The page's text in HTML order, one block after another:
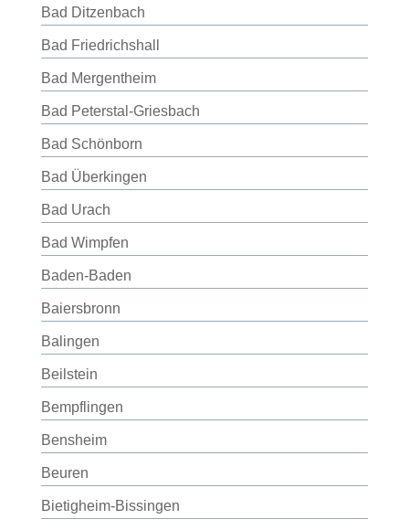
Bad Ditzenbach
Bad Friedrichshall
Bad Mergentheim
Bad Peterstal-Griesbach
Bad Schönborn
Bad Überkingen
Bad Urach
Bad Wimpfen
Baden-Baden
Baiersbronn
Balingen
Beilstein
Bempflingen
Bensheim
Beuren
Bietigheim-Bissingen